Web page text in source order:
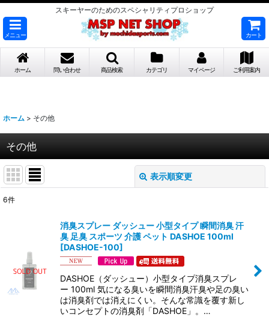
スキーヤーのためのスペシャリティプロショップ
メニュー カート
ホーム 問い合わせ 商品検索 カテゴリ マイページ ご利用案内
ホーム > その他
その他
表示順変更
絞り込む
6件
消臭スプレー ダッシュー 小型タイプ 瞬間消臭 汗
臭 足臭 スポーツ 介護 ペット DASHOE 100ml
[DASHOE-100]
DASHOE（ダッシュー）小型タイプ消臭スプレ
ー 100ml 気になる臭いを瞬間消臭汗臭や足の臭い
は消臭剤では消えにくい。そんな常識を覆す新し
いコンセプトの消臭剤「DASHOE」。…